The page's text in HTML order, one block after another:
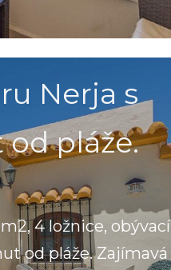
Nerja s
pláže.
4 ložnice, obývací
od pláže. Zajímavá